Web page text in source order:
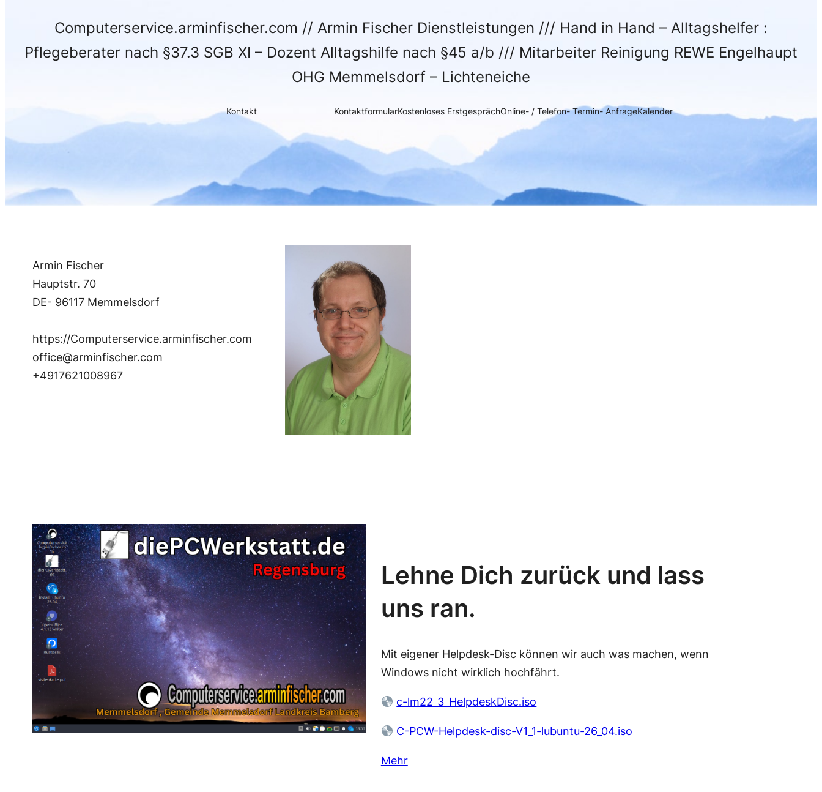
Computerservice.arminfischer.com // Armin Fischer Dienstleistungen /// Hand in Hand – Alltagshelfer :
Pflegeberater nach §37.3 SGB XI – Dozent Alltagshilfe nach §45 a/b /// Mitarbeiter Reinigung REWE Engelhaupt
OHG Memmelsdorf – Lichteneiche
Kontakt KontaktformularKostenloses ErstgesprächOnline- / Telefon- Termin- AnfrageKalender
Armin Fischer
Hauptstr. 70
DE- 96117 Memmelsdorf
https://Computerservice.arminfischer.com
office@arminfischer.com
+4917621008967
Lehne Dich zurück und lass
uns ran.
Mit eigener Helpdesk-Disc können wir auch was machen, wenn
Windows nicht wirklich hochfährt.
c-lm22_3_HelpdeskDisc.iso
C-PCW-Helpdesk-disc-V1_1-lubuntu-26_04.iso
Mehr